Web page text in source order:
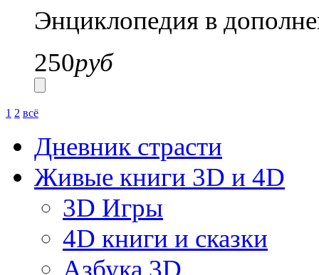
Энциклопедия в
250руб
1 2 всё
Дневник страсти
Живые книги 3D и 4D
3D Игры
4D книги и сказки